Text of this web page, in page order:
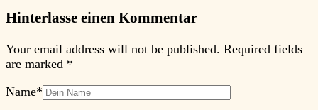
Hinterlasse einen Kommentar
Your email address will not be published. Required fields
are marked *
Name*